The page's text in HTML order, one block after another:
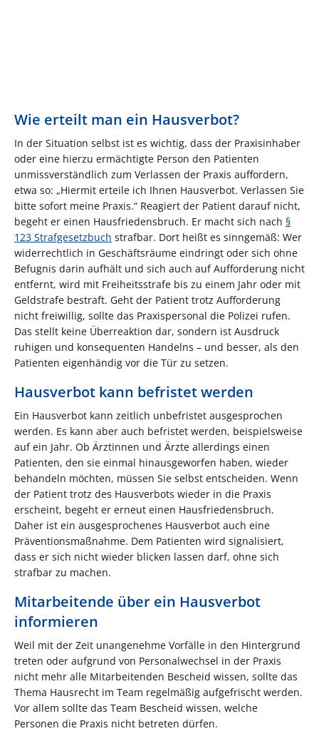
Wie erteilt man ein Hausverbot?
In der Situation selbst ist es wichtig, dass der Praxisinhaber
oder eine hierzu ermächtigte Person den Patienten
unmissverständlich zum Verlassen der Praxis auffordern,
etwa so: „Hiermit erteile ich Ihnen Hausverbot. Verlassen Sie
bitte sofort meine Praxis.“ Reagiert der Patient darauf nicht,
begeht er einen Hausfriedensbruch. Er macht sich nach §
123 Strafgesetzbuch strafbar. Dort heißt es sinngemäß: Wer
widerrechtlich in Geschäftsräume eindringt oder sich ohne
Befugnis darin aufhält und sich auch auf Aufforderung nicht
entfernt, wird mit Freiheitsstrafe bis zu einem Jahr oder mit
Geldstrafe bestraft. Geht der Patient trotz Aufforderung
nicht freiwillig, sollte das Praxispersonal die Polizei rufen.
Das stellt keine Überreaktion dar, sondern ist Ausdruck
ruhigen und konsequenten Handelns – und besser, als den
Patienten eigenhändig vor die Tür zu setzen.
Hausverbot kann befristet werden
Ein Hausverbot kann zeitlich unbefristet ausgesprochen
werden. Es kann aber auch befristet werden, beispielsweise
auf ein Jahr. Ob Ärztinnen und Ärzte allerdings einen
Patienten, den sie einmal hinausgeworfen haben, wieder
behandeln möchten, müssen Sie selbst entscheiden. Wenn
der Patient trotz des Hausverbots wieder in die Praxis
erscheint, begeht er erneut einen Hausfriedensbruch.
Daher ist ein ausgesprochenes Hausverbot auch eine
Präventionsmaßnahme. Dem Patienten wird signalisiert,
dass er sich nicht wieder blicken lassen darf, ohne sich
strafbar zu machen.
Mitarbeitende über ein Hausverbot
informieren
Weil mit der Zeit unangenehme Vorfälle in den Hintergrund
treten oder aufgrund von Personalwechsel in der Praxis
nicht mehr alle Mitarbeitenden Bescheid wissen, sollte das
Thema Hausrecht im Team regelmäßig aufgefrischt werden.
Vor allem sollte das Team Bescheid wissen, welche
Personen die Praxis nicht betreten dürfen.